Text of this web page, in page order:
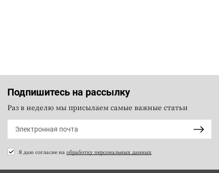
Подпишитесь на рассылку
Раз в неделю мы присылаем самые важные статьи
Я даю согласие на обработку персональных данных